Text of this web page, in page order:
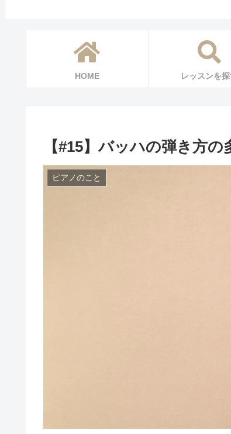
HOME レッスンを
【#15】バッハの弾き方
ピアノのこと